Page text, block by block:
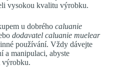
vysokou kvalitu výrobku.
u dobrého caluanie
dodavatel caluanie muelear
používání. Vždy dávejte
a manipulaci, abyste
výrobku.